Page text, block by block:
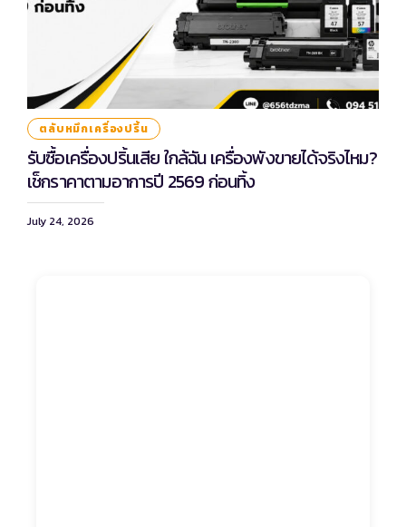
ตลับหมึกเครื่องปริ้น
รับซื้อเครื่องปริ้นเสีย ใกล้ฉัน เครื่องพังขายได้จริงไหม?
เช็กราคาตามอาการปี 2569 ก่อนทิ้ง
July 24, 2026